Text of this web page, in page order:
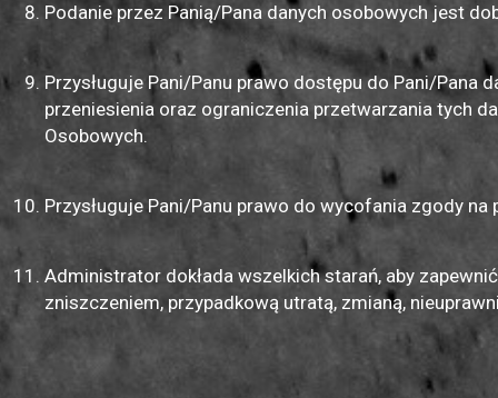
Podanie przez Panią/Pana danych osobowych jest
Przysługuje Pani/Panu prawo dostępu do Pani/
przeniesienia oraz ograniczenia przetwarzania tych
Osobowych.
Przysługuje Pani/Panu prawo do wycofania zgody
Administrator dokłada wszelkich starań, aby
zniszczeniem, przypadkową utratą, zmianą,